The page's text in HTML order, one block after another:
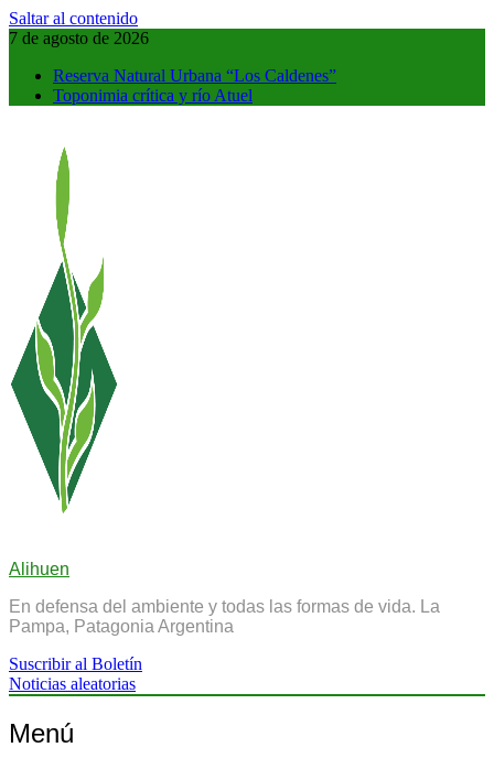
Saltar al contenido
7 de agosto de 2026
Reserva Natural Urbana “Los Caldenes”
Toponimia crítica y río Atuel
Alihuen
En defensa del ambiente y todas las formas de vida. La
Pampa, Patagonia Argentina
Suscribir al Boletín
Noticias aleatorias
Menú